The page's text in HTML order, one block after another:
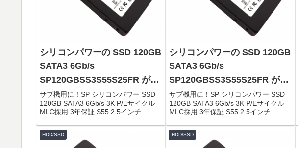
シリコンパワーの SSD 120GB
SATA3 6Gb/s
SP120GBSS3S55S25FR がタ
イムセールで3,995円！
サブ機用に！SP シリコンパワー SSD
120GB SATA3 6Gb/s 3K P/Eサイクル
MLC採用 3年保証 S55 2.5インチ
は80台。急グェ！関連：Panasonic ...
シリコンパワーの SSD 120GB
SATA3 6Gb/s
SP120GBSS3S55S25FR がタ
イムセールで3,995円！
サブ機用に！SP シリコンパワー SSD
120GB SATA3 6Gb/s 3K P/Eサイクル
MLC採用 3年保証 S55 2.5インチ
は80台。急グェ！関連：Panasonic ...
HDD/SSD HDD/SSD